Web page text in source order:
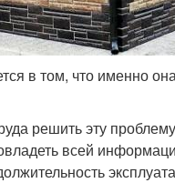
в том, что именно
решить эту
всей